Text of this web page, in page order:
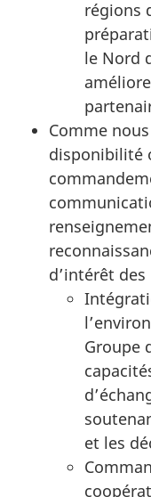
régions
le Nord
Comme
disponibilité
d’intérêt des
Groupe
et les